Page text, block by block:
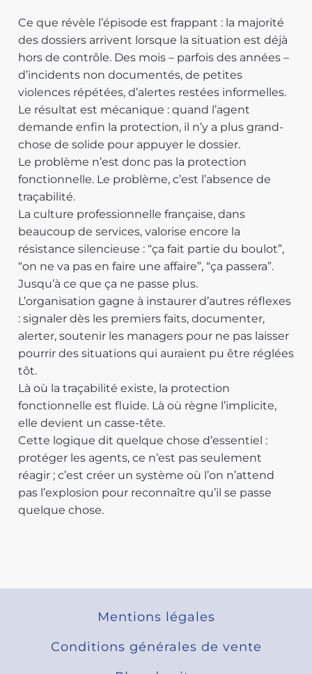
Ce que révèle l’épisode est frappant : la majorité
des dossiers arrivent lorsque la situation est déjà
hors de contrôle. Des mois – parfois des années –
d’incidents non documentés, de petites
violences répétées, d’alertes restées informelles.
Le résultat est mécanique : quand l’agent
demande enfin la protection, il n’y a plus grand-
chose de solide pour appuyer le dossier.
Le problème n’est donc pas la protection
fonctionnelle. Le problème, c’est l’absence de
traçabilité.
La culture professionnelle française, dans
beaucoup de services, valorise encore la
résistance silencieuse : “ça fait partie du boulot”,
“on ne va pas en faire une affaire”, “ça passera”.
Jusqu’à ce que ça ne passe plus.
L’organisation gagne à instaurer d’autres réflexes
: signaler dès les premiers faits, documenter,
alerter, soutenir les managers pour ne pas laisser
pourrir des situations qui auraient pu être réglées
tôt.
Là où la traçabilité existe, la protection
fonctionnelle est fluide. Là où règne l’implicite,
elle devient un casse-tête.
Cette logique dit quelque chose d’essentiel :
protéger les agents, ce n’est pas seulement
réagir ; c’est créer un système où l’on n’attend
pas l’explosion pour reconnaître qu’il se passe
quelque chose.
Mentions légales
Conditions générales de vente